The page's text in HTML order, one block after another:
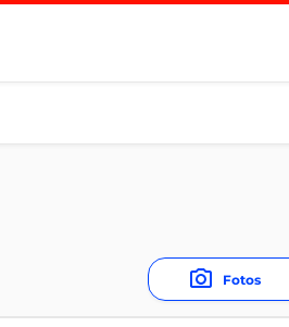
Fotos